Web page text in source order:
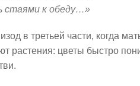
стаями к обеду…»
в третьей части, когда
растения: цветы быстро